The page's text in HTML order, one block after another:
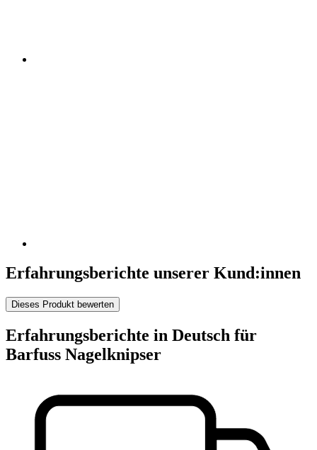
Erfahrungsberichte unserer Kund:innen
Dieses Produkt bewerten
Erfahrungsberichte in Deutsch für
Barfuss Nagelknipser